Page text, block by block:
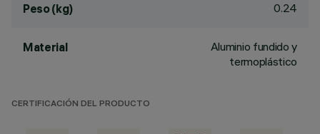
Peso (kg) 0.24
Material
Aluminio fundido y
termoplástico
CERTIFICACIÓN DEL PRODUCTO